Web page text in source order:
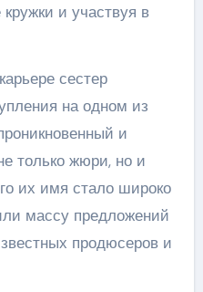
и участвуя в
сестер
на одном из
и
только жюри, но и
их имя стало широко
массу предложений
продюсеров и